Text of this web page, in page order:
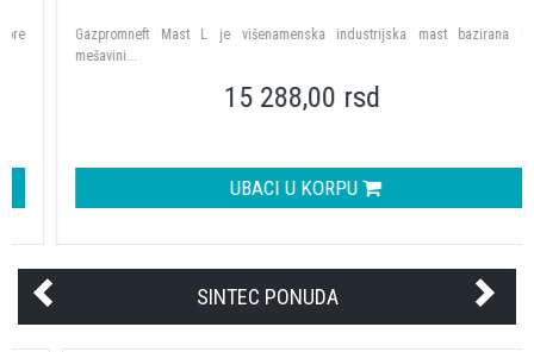
Gazpromneft Mast L je višenamenska industrijska mast bazirana na
mešavini...
15 288,00 rsd
UBACI U KORPU
SINTEC PONUDA